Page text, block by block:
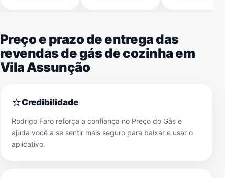
Preço e prazo de entrega das
revendas de gás de cozinha em
Vila Assunção
⭐Credibilidade
Rodrigo Faro reforça a confiança no Preço do Gás e
ajuda você a se sentir mais seguro para baixar e usar o
aplicativo.